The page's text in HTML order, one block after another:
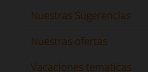
Nuestras Sugerencias
Nuestras ofertas
Vacaciones tematicas